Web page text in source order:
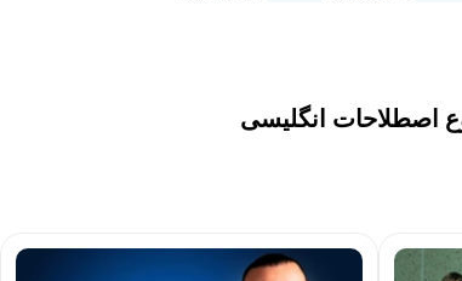
اصطلاحات انگلیسی